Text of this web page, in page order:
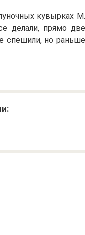
кувырках М.
делали, прямо две
спешили, но раньше